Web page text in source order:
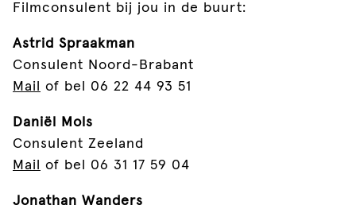
Filmconsulent bij jou in de buurt:
Astrid Spraakman
Consulent Noord-Brabant
Mail
of bel 06 22 44 93 51‬
Daniël Mols
Consulent Zeeland
Mail
of bel 06 31 17 59 04
Jonathan Wanders